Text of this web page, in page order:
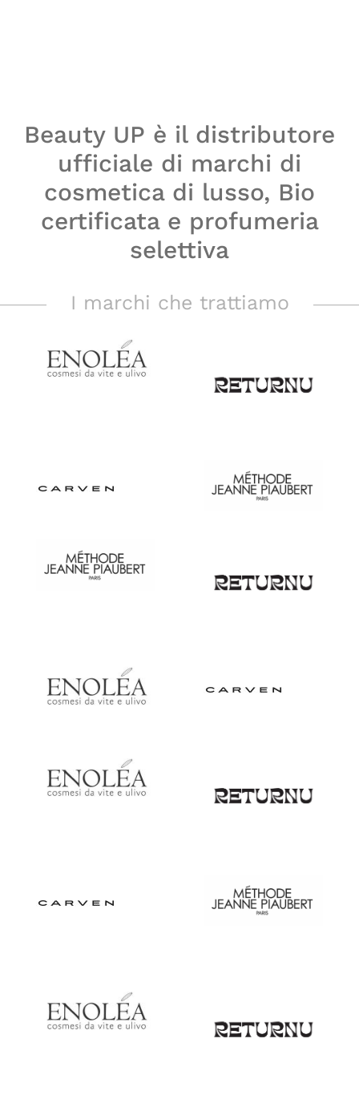
Beauty UP è il distributore
ufficiale di marchi di
cosmetica di lusso, Bio
certificata e profumeria
selettiva
I marchi che trattiamo